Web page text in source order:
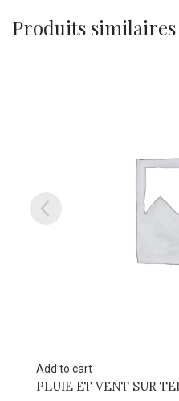
Produits similaires
MIRACLE RAMLA